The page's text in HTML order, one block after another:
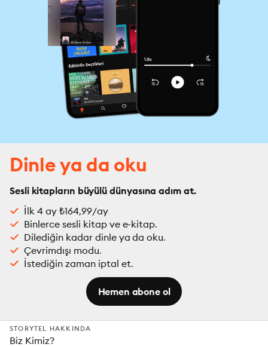
Dinle ya da oku
Sesli kitapların büyülü dünyasına adım at.
İlk 4 ay ₺164,99/ay
Binlerce sesli kitap ve e-kitap.
Dilediğin kadar dinle ya da oku.
Çevrimdışı modu.
İstediğin zaman iptal et.
Hemen abone ol
STORYTEL HAKKINDA
Biz Kimiz?